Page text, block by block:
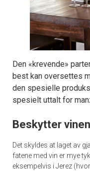
Den «krevende»
best kan oversettes
den spesielle
spesielt uttalt for
Beskytter vinen
Det skyldes at laget av
fatene med vin er mye
eksempelvis i Jerez